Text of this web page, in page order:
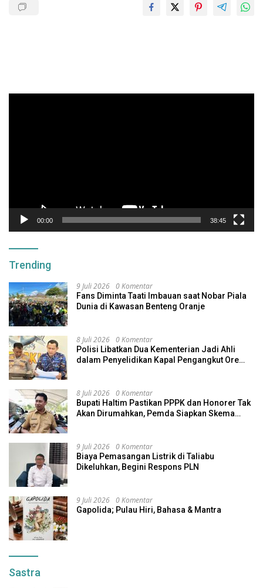
00:00 38:45
Trending
9 Juli 2026 0 Komentar
Fans Diminta Taati Imbauan saat Nobar Piala
Dunia di Kawasan Benteng Oranje
8 Juli 2026 0 Komentar
Polisi Libatkan Dua Kementerian Jadi Ahli
dalam Penyelidikan Kapal Pengangkut Ore
8 Juli 2026 0 Komentar
Bupati Haltim Pastikan PPPK dan Honorer Tak
Akan Dirumahkan, Pemda Siapkan Skema
9 Juli 2026 0 Komentar
Biaya Pemasangan Listrik di Taliabu
Dikeluhkan, Begini Respons PLN
9 Juli 2026 0 Komentar
Gapolida; Pulau Hiri, Bahasa & Mantra
Sastra